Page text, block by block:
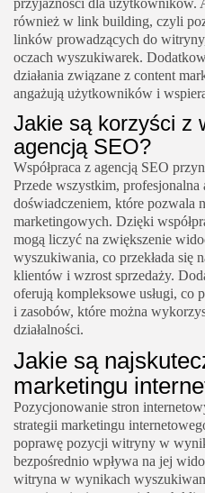
przyjazności dla użytkowników.
również w link building, czyli
linków prowadzących do
oczach wyszukiwarek.
działania związane z content
angażują użytkowników i
Jakie są korzyści z
agencją SEO?
Współpraca z agencją SEO
Przede wszystkim,
doświadczeniem, które pozwala
marketingowych. Dzięki
mogą liczyć na zwiększenie
wyszukiwania, co przekłada się
klientów i wzrost sprzedaży.
oferują kompleksowe usługi, co
i zasobów, które można
działalności.
Jakie są
marketingu
Pozycjonowanie stron
strategii marketingu
poprawę pozycji witryny w
bezpośrednio wpływa na jej
witryna w wynikach